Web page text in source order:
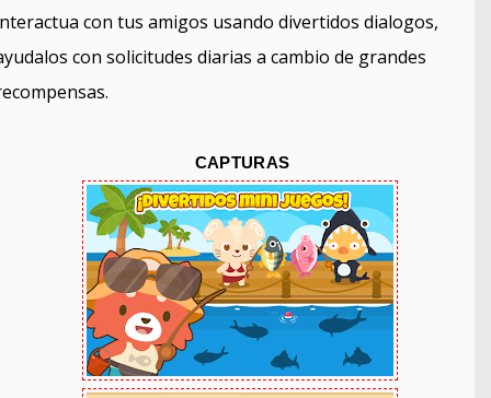
con tus amigos usando divertidos dialogos,
con solicitudes diarias a cambio de grandes
CAPTURAS